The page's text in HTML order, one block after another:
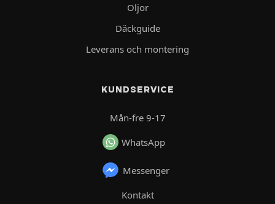
Oljor
Däckguide
Leverans och montering
KUNDSERVICE
Mån-fre 9-17
WhatsApp
Messenger
Kontakt